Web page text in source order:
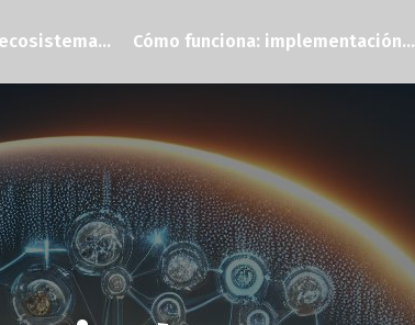
Cómo funciona: implementación...